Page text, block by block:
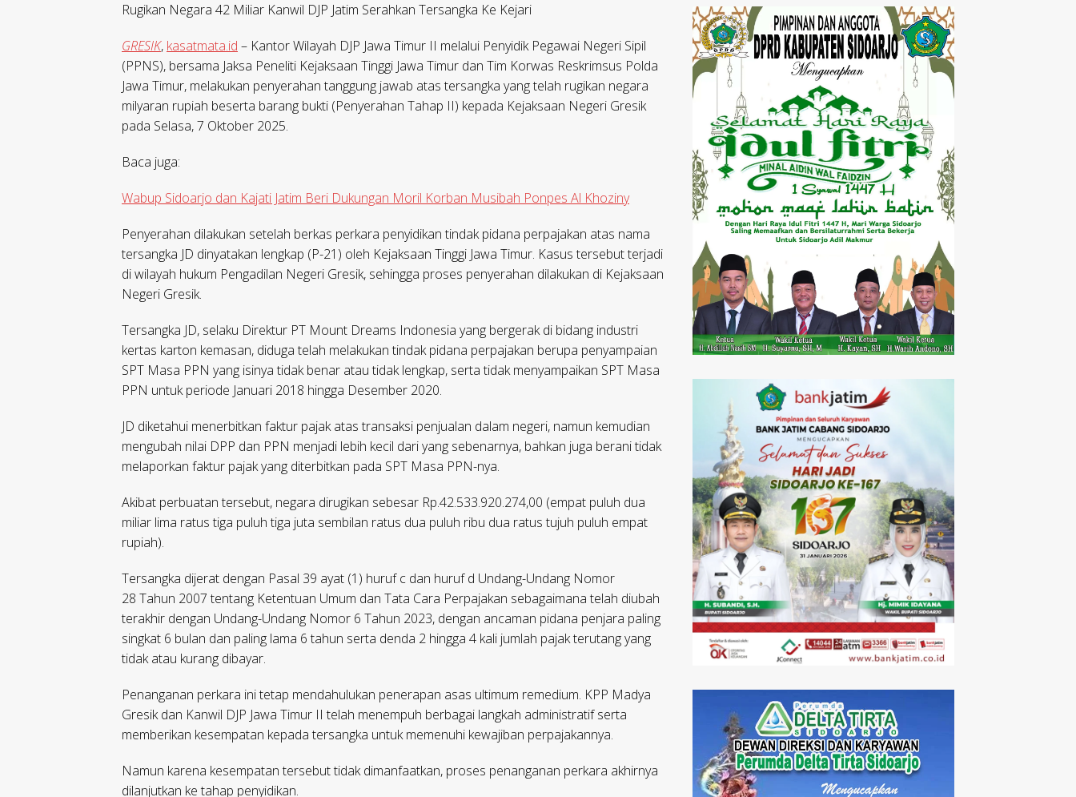
Rugikan Negara 42 Miliar Kanwil DJP Jatim Serahkan Tersangka Ke Kejari
GRESIK, kasatmata.id – Kantor Wilayah DJP Jawa Timur II melalui Penyidik Pegawai Negeri Sipil
(PPNS), bersama Jaksa Peneliti Kejaksaan Tinggi Jawa Timur dan Tim Korwas Reskrimsus Polda
Jawa Timur, melakukan penyerahan tanggung jawab atas tersangka yang telah rugikan negara
milyaran rupiah beserta barang bukti (Penyerahan Tahap II) kepada Kejaksaan Negeri Gresik
pada Selasa, 7 Oktober 2025.
Baca juga:
Wabup Sidoarjo dan Kajati Jatim Beri Dukungan Moril Korban Musibah Ponpes Al Khoziny
Penyerahan dilakukan setelah berkas perkara penyidikan tindak pidana perpajakan atas nama
tersangka JD dinyatakan lengkap (P-21) oleh Kejaksaan Tinggi Jawa Timur. Kasus tersebut terjadi
di wilayah hukum Pengadilan Negeri Gresik, sehingga proses penyerahan dilakukan di Kejaksaan
Negeri Gresik.
Tersangka JD, selaku Direktur PT Mount Dreams Indonesia yang bergerak di bidang industri
kertas karton kemasan, diduga telah melakukan tindak pidana perpajakan berupa penyampaian
SPT Masa PPN yang isinya tidak benar atau tidak lengkap, serta tidak menyampaikan SPT Masa
PPN untuk periode Januari 2018 hingga Desember 2020.
JD diketahui menerbitkan faktur pajak atas transaksi penjualan dalam negeri, namun kemudian
mengubah nilai DPP dan PPN menjadi lebih kecil dari yang sebenarnya, bahkan juga berani tidak
melaporkan faktur pajak yang diterbitkan pada SPT Masa PPN-nya.
Akibat perbuatan tersebut, negara dirugikan sebesar Rp.42.533.920.274,00 (empat puluh dua
miliar lima ratus tiga puluh tiga juta sembilan ratus dua puluh ribu dua ratus tujuh puluh empat
rupiah).
Tersangka dijerat dengan Pasal 39 ayat (1) huruf c dan huruf d Undang-Undang Nomor
28 Tahun 2007 tentang Ketentuan Umum dan Tata Cara Perpajakan sebagaimana telah diubah
terakhir dengan Undang-Undang Nomor 6 Tahun 2023, dengan ancaman pidana penjara paling
singkat 6 bulan dan paling lama 6 tahun serta denda 2 hingga 4 kali jumlah pajak terutang yang
tidak atau kurang dibayar.
Penanganan perkara ini tetap mendahulukan penerapan asas ultimum remedium. KPP Madya
Gresik dan Kanwil DJP Jawa Timur II telah menempuh berbagai langkah administratif serta
memberikan kesempatan kepada tersangka untuk memenuhi kewajiban perpajakannya.
Namun karena kesempatan tersebut tidak dimanfaatkan, proses penanganan perkara akhirnya
dilanjutkan ke tahap penyidikan.